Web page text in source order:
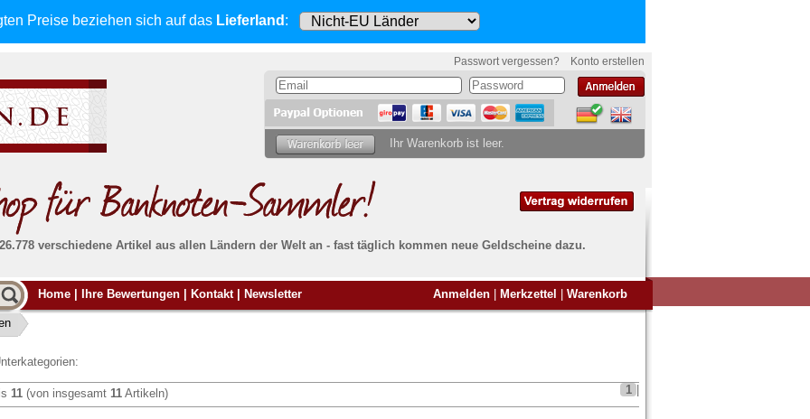
Preise beziehen sich auf das Lieferland :
Passwort vergessen? Konto erstellen
Ihr Warenkorb ist leer.
verschiedene Artikel aus allen Ländern der Welt an - fast täglich kommen neue Geldscheine dazu.
Alle Lieferungen, auch ins Ausland, werden
von uns voll versichert. Sie habenkein Risiko
Absolute Zuverlässigkeit:
Banknoten
Möchten Sie Banknoten
verkaufen?
Siehier.
Home Ihre Bewertungen Kontakt Newsletter Anmelden Merkzettel Warenkorb
11 (von insgesamt 11 Artikeln) 1